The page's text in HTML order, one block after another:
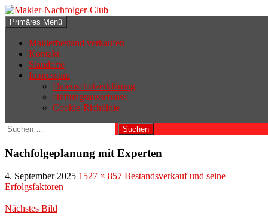
Zum
Inhalt
springen
Makler-Nachfolger-Club
Suchen
Primäres Menü
Maklerbestand verkaufen
Kontakt
Standorte
Impressum
Datenschutzerklärung
Haftungsausschluss
Cookie-Richtlinie
Suchen
nach:
Nachfolgeplanung mit Experten
4. September 2025 1527 × 857 Bestandsverkauf und seine
Erfolgsfaktoren
Nächstes Bild